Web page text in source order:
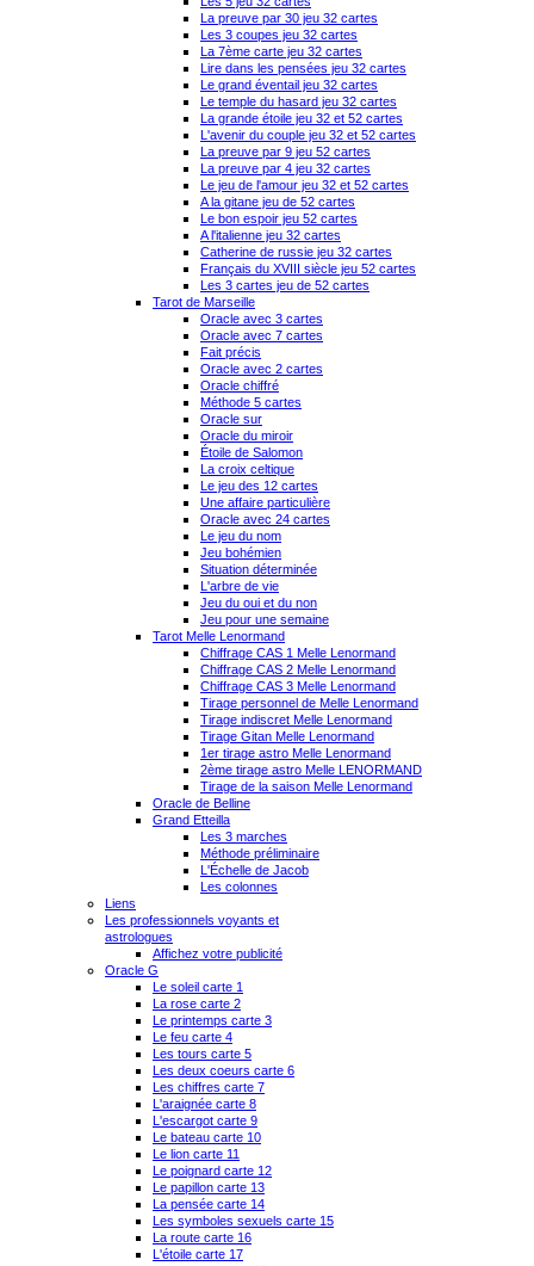
La preuve par 30 jeu 32 cartes
Les 3 coupes jeu 32 cartes
La 7ème carte jeu 32 cartes
Lire dans les pensées jeu 32 cartes
Le grand éventail jeu 32 cartes
Le temple du hasard jeu 32 cartes
La grande étoile jeu 32 et 52 cartes
L'avenir du couple jeu 32 et 52 cartes
La preuve par 9 jeu 52 cartes
La preuve par 4 jeu 32 cartes
Le jeu de l'amour jeu 32 et 52 cartes
A la gitane jeu de 52 cartes
Le bon espoir jeu 52 cartes
A l'italienne jeu 32 cartes
Catherine de russie jeu 32 cartes
Français du XVIII siècle jeu 52 cartes
Les 3 cartes jeu de 52 cartes
Tarot de Marseille
Oracle avec 3 cartes
Oracle avec 7 cartes
Fait précis
Oracle avec 2 cartes
Oracle chiffré
Méthode 5 cartes
Oracle sur
Oracle du miroir
Étoile de Salomon
La croix celtique
Le jeu des 12 cartes
Une affaire particulière
Oracle avec 24 cartes
Le jeu du nom
Jeu bohémien
Situation déterminée
L'arbre de vie
Jeu du oui et du non
Jeu pour une semaine
Tarot Melle Lenormand
Chiffrage CAS 1 Melle Lenormand
Chiffrage CAS 2 Melle Lenormand
Chiffrage CAS 3 Melle Lenormand
Tirage personnel de Melle Lenormand
Tirage indiscret Melle Lenormand
Tirage Gitan Melle Lenormand
1er tirage astro Melle Lenormand
2ème tirage astro Melle LENORMAND
Tirage de la saison Melle Lenormand
Oracle de Belline
Grand Etteilla
Les 3 marches
Méthode préliminaire
L'Échelle de Jacob
Les colonnes
Liens
Les professionnels voyants et
astrologues
Affichez votre publicité
Oracle G
Le soleil carte 1
La rose carte 2
Le printemps carte 3
Le feu carte 4
Les tours carte 5
Les deux coeurs carte 6
Les chiffres carte 7
L'araignée carte 8
L'escargot carte 9
Le bateau carte 10
Le lion carte 11
Le poignard carte 12
Le papillon carte 13
La pensée carte 14
Les symboles sexuels carte 15
La route carte 16
L'étoile carte 17